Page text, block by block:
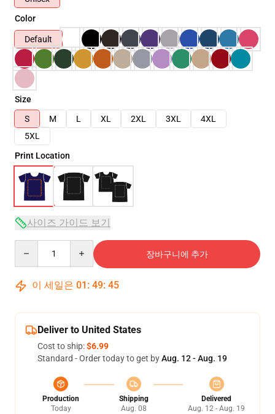
Color
Default
Size
S
M L XL 2XL 3XL
4XL
5XL
Print Location
사이즈 가이드 보기
장바구니에 추가
이 세일은 01 : 49: 44
Deliver to United States
Cost to ship:$6.99
Standard - Order today to get byAug. 12 - Aug. 19
Production
Today
Shipping
Aug. 08
Delivered
Aug. 12 - Aug. 19